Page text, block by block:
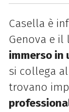
Casella è
Genova e
immerso in
si collega
trovano